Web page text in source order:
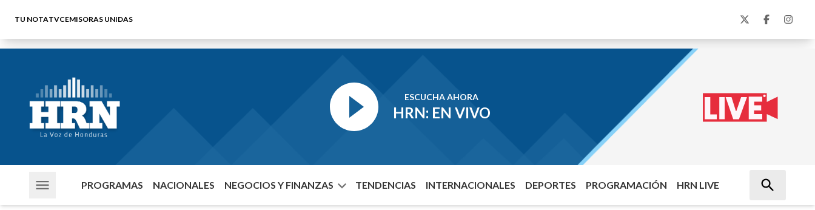
TU NOTATVCEMISORAS UNIDAS
ESCUCHA AHORA
HRN: EN VIVO
PROGRAMAS NACIONALES NEGOCIOS Y FINANZAS TENDENCIAS INTERNACIONALES DEPORTES PROGRAMACIÓN HRN LIVE